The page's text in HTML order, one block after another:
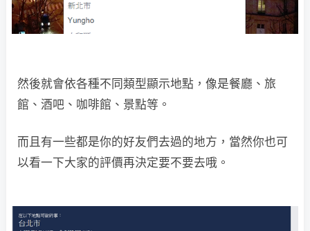
然後就會依各種不同類型顯示地點，像是餐廳、旅
館、酒吧、咖啡館、景點等。
而且有一些都是你的好友們去過的地方，當然你也可
以看一下大家的評價再決定要不要去哦。